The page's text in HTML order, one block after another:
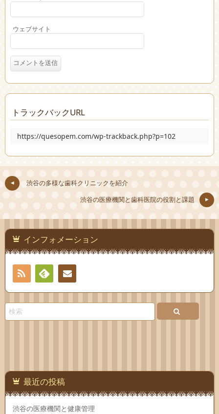
ウェブサイト
トラックバックURL
https://quesopem.com/wp-trackback.php?p=102
渋谷の多様な歯科クリニックを紹介
渋谷の医療機関と歯科医院の役割と課題
インフォメーション
RSS
Feedlyお問
最近の投稿
渋谷の医療機関と健康管理